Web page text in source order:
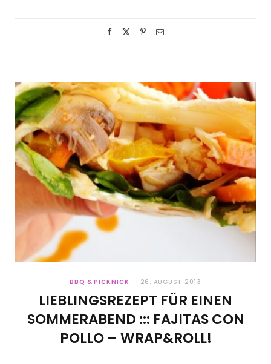
BBQ & PICKNICK 26. AUGUST 2013
LIEBLINGSREZEPT FÜR EINEN
SOMMERABEND ::: FAJITAS CON
POLLO – WRAP&ROLL!